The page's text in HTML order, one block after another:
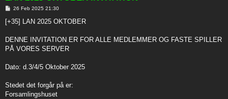
P
s
26 Feb 2025 21:30
[+35] LAN 2025 OKTOBER
DENNE INVITATION ER FOR ALLE MEDLEMMER OG FASTE SPILLER
PÅ VORES SERVER
Dato: d.3/4/5 Oktober 2025
Stedet det forgår på er:
Forsamlingshuset